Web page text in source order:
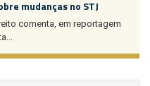
mudanças no STJ
comenta, em reportagem